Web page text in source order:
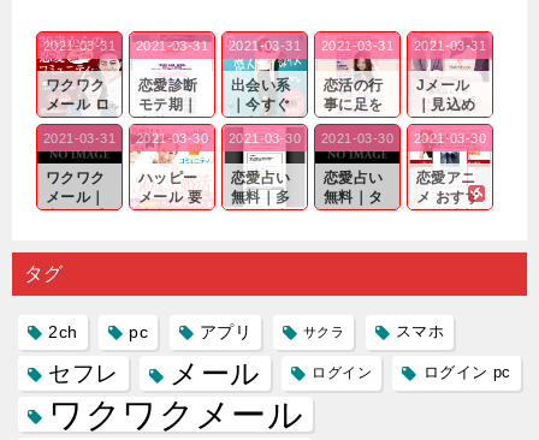
ワクワク
メール ロ
グイン pc
｜心の底
から真
剣...
2021-03-31
恋愛診断
モテ期｜
老若男女
問わ
ず…。
2021-03-31
出会い系
｜今すぐ
仲良くな
れる相手
探しをし
たいと...
2021-03-31
恋活の行
事に足を
運んでも
出会いの
チャンス
が訪れ...
2021-03-31
Jメール
｜見込め
る効果が
確実なも
のであっ
ても…...
2021-03-31
ワクワク
メール｜
り会った
人に軽...
2021-03-31
ハッピー
メール 要
するので
2021-03-30
恋愛占い
無料｜多
プリの内
2021-03-30
恋愛占い
無料｜タ
る人に恋
2021-03-30
恋愛アニ
メ おすす
雑で素人
2021-03-30
タグ
2ch pc アプリ サクラ スマホ
セフレ メール ログイン ログイン pc
ワクワクメール